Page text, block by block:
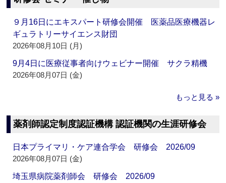
９月16日にエキスパート研修会開催 医薬品医療機器レ
ギュラトリーサイエンス財団
2026年08月10日 (月)
9月4日に医療従事者向けウェビナー開催 サクラ精機
2026年08月07日 (金)
もっと見る »
薬剤師認定制度認証機構 認証機関の生涯研修会
日本プライマリ・ケア連合学会 研修会 2026/09
2026年08月07日 (金)
埼玉県病院薬剤師会 研修会 2026/09